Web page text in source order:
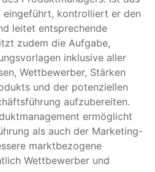
kontrolliert er den
leitet entsprechende
zudem die Aufgabe,
inklusive aller
Wettbewerber, Stärken
und der potenziellen
aufzubereiten.
ermöglicht
als auch der Marketing-
marktbezogene
Wettbewerber und